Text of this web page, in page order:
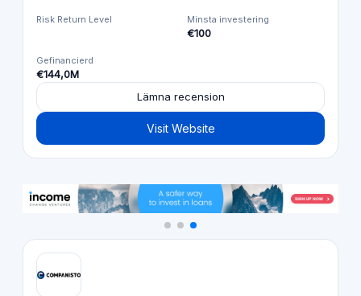
Risk Return Level Minsta investering
€100
Gefinancierd
€144,0M
Lämna recension
Visit Website